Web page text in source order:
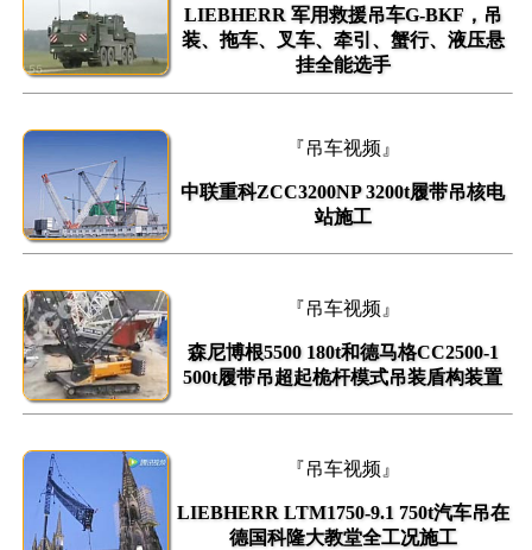
LIEBHERR 军用救援吊车G-BKF，吊
装、拖车、叉车、牵引、蟹行、液压悬
挂全能选手
『吊车视频』
中联重科ZCC3200NP 3200t履带吊核电
站施工
『吊车视频』
森尼博根5500 180t和德马格CC2500-1
500t履带吊超起桅杆模式吊装盾构装置
『吊车视频』
LIEBHERR LTM1750-9.1 750t汽车吊在
德国科隆大教堂全工况施工